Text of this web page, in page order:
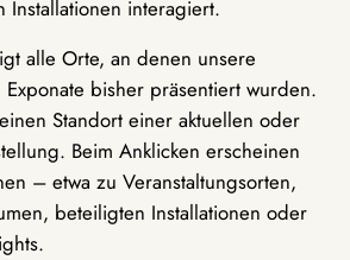
Installationen interagiert.
alle Orte, an denen unsere
bisher präsentiert wurden.
Standort einer aktuellen oder
Beim Anklicken erscheinen
– etwa zu Veranstaltungsorten,
beteiligten Installationen oder